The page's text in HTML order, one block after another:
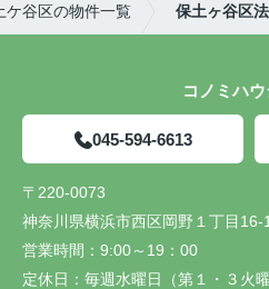
ケ谷区の物件一覧 保土ヶ谷区
コノミハ
045-594-6613
〒220-0073
神奈川県横浜市西区岡野１丁目
営業時間： 9:00～19：00
定休日： 毎週水曜日（第１・３火曜